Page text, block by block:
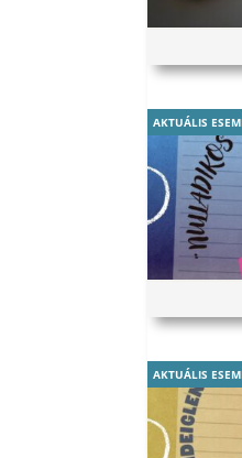
AKTUÁLIS
AKTUÁLIS